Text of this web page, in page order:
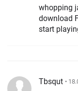
whopping
download
start
Tbsqut •